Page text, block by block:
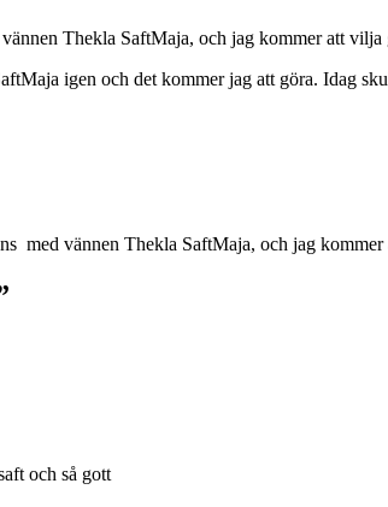
Thekla SaftMaja, och jag kommer att
igen och det kommer jag att göra. Idag
med vännen Thekla SaftMaja, och jag
och så gott